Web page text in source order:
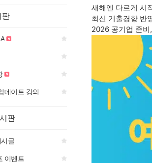
판
데이트 강의
판
시글
이벤트
새해엔 다르게 시
최신 기출경향 반
2026 공기업 준